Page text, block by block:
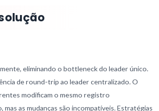
eliminando o bottleneck do leader único.
de round-trip ao leader centralizado. O
modificam o mesmo registro
as mudanças são incompatíveis. Estratégias